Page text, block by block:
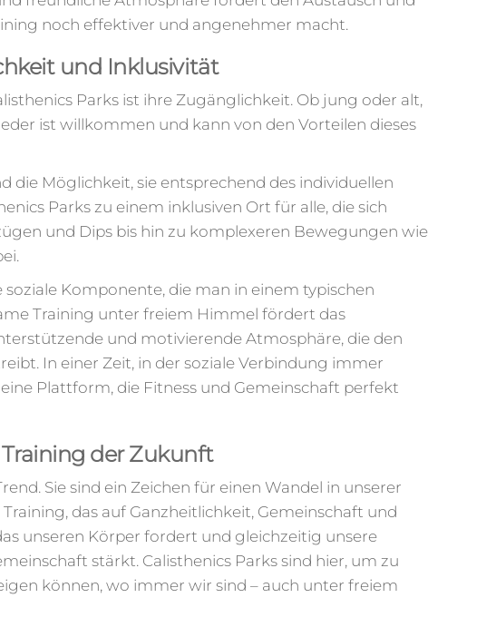
noch effektiver und angenehmer macht.
und Inklusivität
Parks ist ihre Zugänglichkeit. Ob jung oder alt,
ist willkommen und kann von den Vorteilen dieses
die Möglichkeit, sie entsprechend des individuellen
Parks zu einem inklusiven Ort für alle, die sich
und Dips bis hin zu komplexeren Bewegungen wie
Komponente, die man in einem typischen
Training unter freiem Himmel fördert das
und motivierende Atmosphäre, die den
In einer Zeit, in der soziale Verbindung immer
Plattform, die Fitness und Gemeinschaft perfekt
Training der Zukunft
Sie sind ein Zeichen für einen Wandel in unserer
das auf Ganzheitlichkeit, Gemeinschaft und
unseren Körper fordert und gleichzeitig unsere
stärkt. Calisthenics Parks sind hier, um zu
können, wo immer wir sind – auch unter freiem